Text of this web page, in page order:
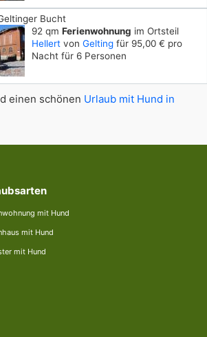
Bucht
92 qm Ferienwohnung im Ortsteil
Hellertvon Geltingfür 95,00 € pro
Nacht für 6 Personen
einen schönen Urlaub mit Hund in
mit Hund
mit Hund
mit Hund